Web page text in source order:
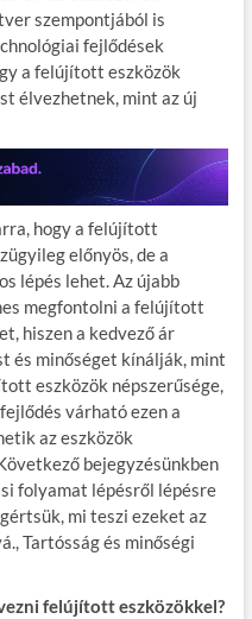
szempontjából is
fejlődések
a felújított eszközök
élvezhetnek, mint az új
hogy a felújított
előnyös, de a
lépés lehet. Az újabb
megfontolni a felújított
hiszen a kedvező ár
és minőséget kínálják, mint
eszközök népszerűsége,
várható ezen a
az eszközök
bejegyzésünkben
folyamat lépésről lépésre
mi teszi ezeket az
Tartósság és minőségi
felújított eszközökkel?